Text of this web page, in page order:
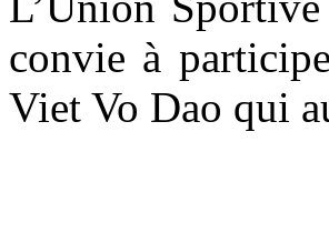
convie à
Viet Vo Dao qui